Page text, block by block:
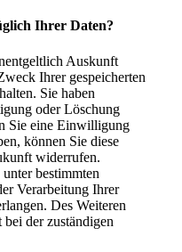
Ihrer Daten?
Auskunft
Ihrer gespeicherten
Sie haben
oder Löschung
Sie eine Einwilligung
können Sie diese
widerrufen.
bestimmten
Verarbeitung Ihrer
Des Weiteren
der zuständigen